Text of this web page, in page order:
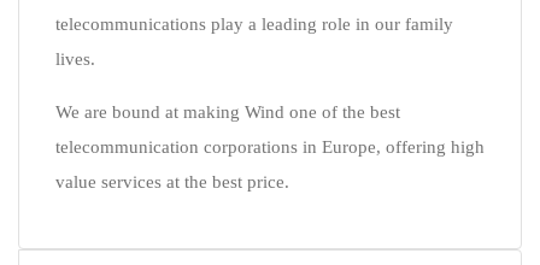
telecommunications play a leading role in our family
lives.
We are bound at making Wind one of the best
telecommunication corporations in Europe, offering high
value services at the best price.